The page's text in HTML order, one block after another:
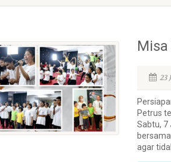
23
Petrus
Sabtu, 7
agar